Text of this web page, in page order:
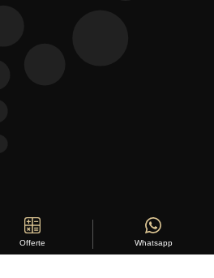
Offerte Whatsapp